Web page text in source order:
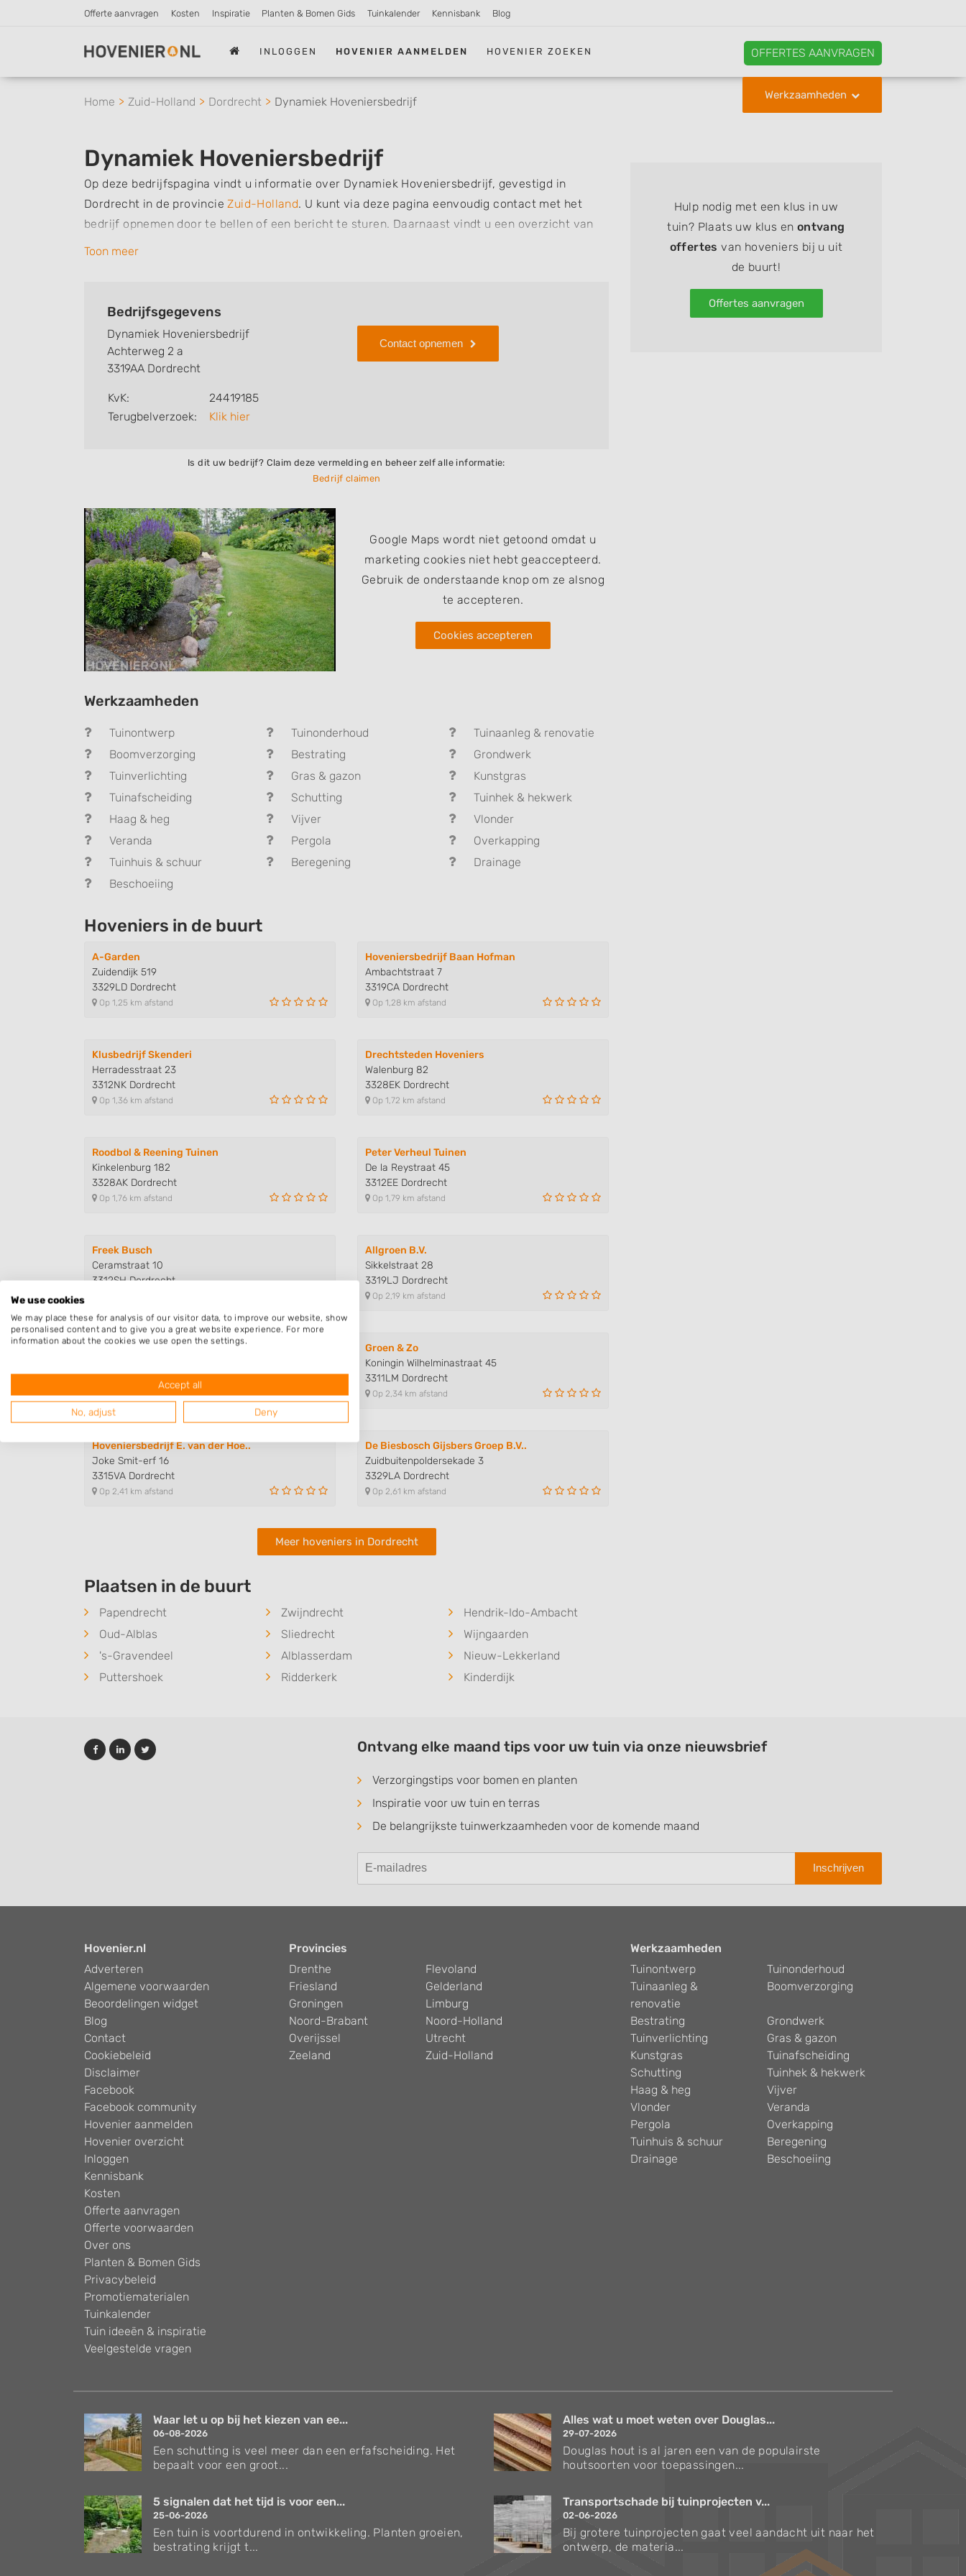
Offerte aanvragen Kosten Inspiratie Planten & Bomen Gids Tuinkalender Kennisbank Blog
INLOGGEN HOVENIER AANMELDEN HOVENIER ZOEKEN OFFERTES AANVRAGEN
Werkzaamheden
Home Zuid-Holland Dordrecht Dynamiek Hoveniersbedrijf
Dynamiek Hoveniersbedrijf
Op deze bedrijfspagina vindt u informatie over Dynamiek Hoveniersbedrijf, gevestigd in
Dordrecht in de provincie Zuid-Holland. U kunt via deze pagina eenvoudig contact met het
bedrijf opnemen door te bellen of een bericht te sturen. Daarnaast vindt u een overzicht van
de werkzaamheden van dit bedrijf, zo kunt u snel zien welke zaken Dynamiek Hoveniersbedrijf
Zoekt u een ander bedrijf? Bekijk dan andere hoveniers en bedrijven in
Toon meer
Bedrijfsgegevens
Dynamiek Hoveniersbedrijf
Achterweg 2 a
3319AA Dordrecht
KvK:
24419185
Terugbelverzoek:
Klik hier
Contact opnemen
Is dit uw bedrijf? Claim deze vermelding en beheer zelf alle informatie:
Bedrijf claimen
Google Maps wordt niet getoond omdat u
marketing cookies niet hebt geaccepteerd.
Gebruik de onderstaande knop om ze alsnog
te accepteren.
Cookies accepteren
Werkzaamheden
Tuinontwerp Tuinonderhoud
Tuinaanleg & renovatie
Boomverzorging
Bestrating
Grondwerk
Tuinverlichting
Gras & gazon
Kunstgras
Tuinafscheiding
Schutting
Tuinhek & hekwerk
Haag & heg
Vijver
Vlonder
Veranda
Pergola
Overkapping
Tuinhuis & schuur
Beregening
Drainage
Beschoeiing
Hoveniers in de buurt
A-Garden
Zuidendijk 519
3329LD Dordrecht
Op 1,25 km afstand
Hoveniersbedrijf Baan Hofman
Ambachtstraat 7
3319CA Dordrecht
Op 1,28 km afstand
Klusbedrijf Skenderi
Herradesstraat 23
3312NK Dordrecht
Op 1,36 km afstand
Drechtsteden Hoveniers
Walenburg 82
3328EK Dordrecht
Op 1,72 km afstand
Roodbol & Reening Tuinen
Kinkelenburg 182
3328AK Dordrecht
Op 1,76 km afstand
Peter Verheul Tuinen
De la Reystraat 45
3312EE Dordrecht
Op 1,79 km afstand
Freek Busch
Ceramstraat 10
3312SH Dordrecht
Allgroen B.V.
Sikkelstraat 28
3319LJ Dordrecht
Op 2,19 km afstand
Drechtsteden Groenvoorziening
3314VC Dordrecht
Op 2,19 km afstand
Groen & Zo
Koningin Wilhelminastraat 45
3311LM Dordrecht
Op 2,34 km afstand
Hoveniersbedrijf E. van der Hoe..
Joke Smit-erf 16
3315VA Dordrecht
Op 2,41 km afstand
De Biesbosch Gijsbers Groep B.V..
Zuidbuitenpoldersekade 3
3329LA Dordrecht
Op 2,61 km afstand
Meer hoveniers in Dordrecht
Plaatsen in de buurt
Papendrecht Zwijndrecht
Hendrik-Ido-Ambacht
Oud-Alblas
Sliedrecht
Wijngaarden
's-Gravendeel
Alblasserdam
Nieuw-Lekkerland
Puttershoek
Ridderkerk Kinderdijk
Hulp nodig met een klus in uw
tuin? Plaats uw klus en ontvang
offertes van hoveniers bij u uit
de buurt!
Offertes aanvragen
Ontvang elke maand tips voor uw tuin via onze nieuwsbrief
Verzorgingstips voor bomen en planten
Inspiratie voor uw tuin en terras
De belangrijkste tuinwerkzaamheden voor de komende maand
Inschrijven
Hovenier.nl
Adverteren
Algemene voorwaarden
Beoordelingen widget
Blog
Contact
Cookiebeleid
Disclaimer
Facebook
Facebook community
Hovenier aanmelden
Hovenier overzicht
Inloggen
Kennisbank
Kosten
Offerte aanvragen
Offerte voorwaarden
Over ons
Planten & Bomen Gids
Privacybeleid
Promotiematerialen
Tuinkalender
Tuin ideeën & inspiratie
Veelgestelde vragen
Provincies
Drenthe
Flevoland
Friesland
Gelderland
Groningen
Limburg
Noord-Brabant
Noord-Holland
Overijssel
Utrecht
Zeeland
Zuid-Holland
Werkzaamheden
Tuinontwerp
Tuinonderhoud
Tuinaanleg &
renovatie
Boomverzorging
Bestrating
Grondwerk
Tuinverlichting
Gras & gazon
Kunstgras
Tuinafscheiding
Schutting
Tuinhek & hekwerk
Haag & heg
Vijver
Vlonder
Veranda
Pergola
Overkapping
Tuinhuis & schuur
Beregening
Drainage
Beschoeiing
Waar let u op bij het kiezen van ee...
06-08-2026
Een schutting is veel meer dan een erfafscheiding. Het
bepaalt voor een groot...
Alles wat u moet weten over Douglas...
29-07-2026
Douglas hout is al jaren een van de populairste
houtsoorten voor toepassingen...
5 signalen dat het tijd is voor een...
25-06-2026
Een tuin is voortdurend in ontwikkeling. Planten groeien,
bestrating krijgt t...
Transportschade bij tuinprojecten v...
02-06-2026
Bij grotere tuinprojecten gaat veel aandacht uit naar het
ontwerp, de materia...
We use cookies
We may place these for analysis of our visitor data, to improve our website, show
personalised content and to give you a great website experience. For more
information about the cookies we use open the settings.
Accept all
No, adjust Deny